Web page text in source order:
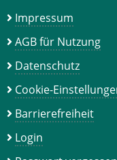
Impressum
AGB für Nutzung
Datenschutz
Cookie-
Barrierefreiheit
Login